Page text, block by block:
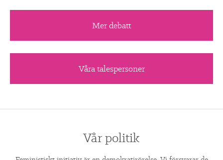
Mer debatt
Våra talespersoner
Vår politik